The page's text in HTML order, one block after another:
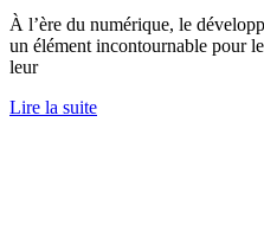
À l’ère du numérique, le
un élément incontournable pour
leur
Lire la suite